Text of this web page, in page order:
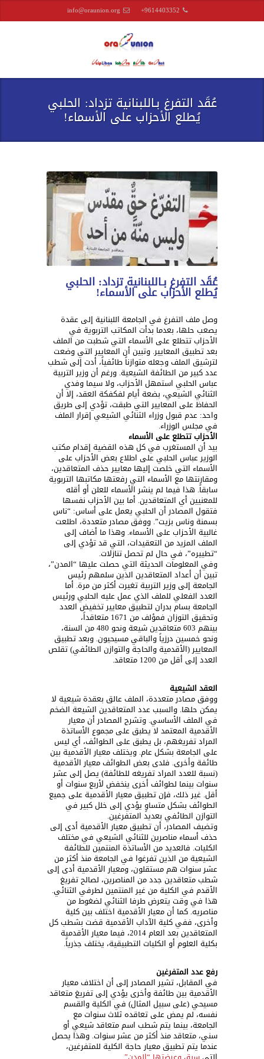
info@oraunion.org +9614403352
عُقَد التفرغ بـاللبنانية تزداد: الحلبي
يُطلع الأحزاب على الأسماء!
عُقَد التفرغ بـاللبنانية تزداد: الحلبي
يُطلع الأحزاب على الأسماء!
وصل ملف التفرغ في الجامعة اللبنانية إلى عقدة
يصعب حلها، بعدما بدأت المكاتب التربوية في
الأحزاب تتطلع على الأسماء التي شطبت من الملف
بعد تطبيق المعايير. وتبين أن المعايير التي وضعت
لترشيق الملف وجعله متوازناً طائفياً، أدت إلى شطب
عدد كبير من الطائفة الشيعية. ورغم أن وزير التربية
عباس الحلبي استمهل الأحزاب، ولا سيما وفدي
الثنائي الشيعي، بضعة أيام لفكفكة العقد، إلا أن
الحفاظ على المعايير التي طبقت، تؤدي إلى طريق
واحد: عدم قبول وزراء الثنائي الشيعي إقرار الملف
في مجلس الوزراء.
الأحزاب تتطلع على الأسماء
بيد أن المستغرب في كل هذه القضية إقدام مكتب
الوزير عباس الحلبي على اطلاع بعض الأحزاب على
الأسماء التي خلصت إليها معايير حذف المتعاقدين،
ومقارنتها مع الأسماء التي رفعتها مكاتبها التربوية
سابقاً. هذا فيما لم ينشر الأسماء للعلن أو أقله
للمعنيين أي المتعاقدين. أما بين الأحزاب نفسها
فتقول المصادر أن الحلبي يعمل على أساس: “ناس
بسمنة وناس بزيت”. ووفق مصادر متعددة، اطلعت
غالبية الأحزاب على الأسماء. وهذا ما أضاف إلى
الملف المزيد من التعقيدات، التي قد تؤدي إلى
“تطييره”، في حال لم تحصل تنازلات.
وفي المعلومات الحديثة التي حصلت عليها “المدن”،
تبين أن أعداد المتعاقدين الذين سلمهم رئيس
الجامعة إلى وزير التربية تغيرت أكثر من مرة. أما
العدد الفعلي للملف الذي عمل عليه الحلبي ورئيس
الجامعة بسام بدران لتطبيق معايير تخفيض العدد
وتحقيق التوزان فمؤلف من 1671 متعاقداً،
بينهم 603 متعاقدين شيعة ونحو 480 من السنة،
ونحو خمسين درزياً والباقي مسيحيون. وبعد تطبيق
المعايير (الأقدمية والحاجة والتوازن الطائفي) تقلص
العدد إلى أقل من 1200 متعاقد.
العقد الشيعية
ووفق مصادر متعددة، الملف عالق بعقدة شيعية لا
يمكن حلها. والسبب عدد المتعاقدين الشيعة الضخم
في الملف الأساسي. وتشرح المصادر أن معيار
الأقدمية المعتمد لا يطبق على مجموع الأساتذة
المراد تفريغهم، بل يطبق على الطوائف، أي ليس
على الجامعة بشكل عام. ويختلف معيار الأقدمية بين
طائفة وأخرى. فلدى بعض الطوائف معيار الأقدمية
(نسبة للعدد المراد تفريغه للطائفة) يصل إلى عشر
سنوات بينما لطوائف أخرى ينخفض لأربع سنوات أو
أقل. غير ذلك، فإن تطبيق معيار الأقدمية على جميع
الطوائف بشكل متساوٍ يؤدي إلى خلل كبير في
التوازن الطائفي بعديد المتفرغين.
وتضيف المصادر، أن تطبيق معيار الأقدمية أدى إلى
حذف أسماء مناصرين للثنائي الشيعي في مختلف
الكليات. فالعديد من الأساتذة المنتمين للطائفة
الشيعية من الذين تفرغوا في الجامعة منذ أكثر من
عشر سنوات هم مستقلون، ومعيار الأقدمية أدى إلى
شطب متعاقدين جدد من المناصرين، لصالح تفريغ
الأقدم في الكلية من غير المنتمين لطرفي الثنائي.
هذا في وقت يتعرض طرفا الثنائي لضغوط من
مناصريه. كما أن معيار الأقدمية اختلف بين كلية
وأخرى، ففي كلية الآداب الأقدمية قضت بشطب كل
المتعاقدين بعد العام 2014، فيما معيار الأقدمية
بكلية العلوم أو الكليات التطبيقية، يختلف جذرياً.
رفع عدد المتفرغين
في المقابل، تشير المصادر إلى أن اختلاف معيار
الأقدمية بين طائفة وأخرى يؤدي إلى تفريغ متعاقد
مسيحي (على سبيل المثال) في الكلية والقسم
نفسه، لم يمض على تعاقده ثلاث سنوات مع
الجامعة، بينما يتم شطب اسم متعاقد شيعي أو
سني، متعاقد منذ أكثر من عشر سنوات. وهذا يحصل
عندما يتم تطبيق معيار حاجة الكلية للمتفرغين،